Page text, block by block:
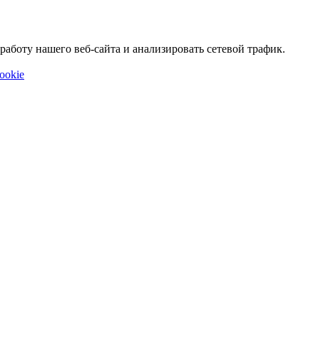
нашего веб-сайта и анализировать сетевой трафик.